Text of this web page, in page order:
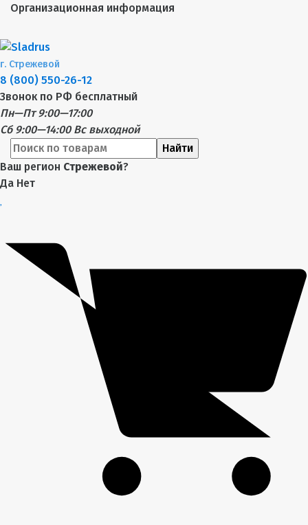
Организационная информация
г. Стрежевой
8 (800) 550-26-12
Звонок по РФ бесплатный
Пн—Пт 9:00—17:00
Сб 9:00—14:00 Вс выходной
Найти
Ваш регион Стрежевой?
Да Нет